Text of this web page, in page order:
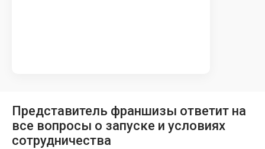
Представитель франшизы ответит на
все вопросы о запуске и условиях
сотрудничества